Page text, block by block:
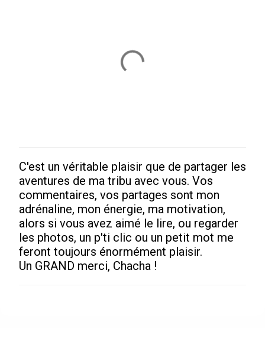
Enregistrer
un
commentaire
C'est un véritable plaisir que de partager les
aventures de ma tribu avec vous. Vos
commentaires, vos partages sont mon
adrénaline, mon énergie, ma motivation,
alors si vous avez aimé le lire, ou regarder
les photos, un p'ti clic ou un petit mot me
feront toujours énormément plaisir.
Un GRAND merci, Chacha !